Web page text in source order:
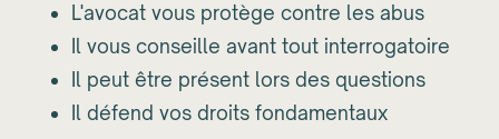
L'avocat vous protège contre les abus
Il vous conseille avant tout interrogatoire
Il peut être présent lors des questions
Il défend vos droits fondamentaux